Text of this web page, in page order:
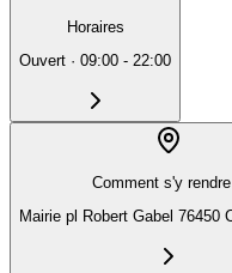
Horaires
Ouvert · 09:00 - 22:00
Comment s'y
Mairie pl Robert Gabel 76450